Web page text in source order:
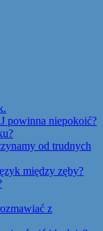
powinna niepokoić?
od trudnych
między zęby?
z